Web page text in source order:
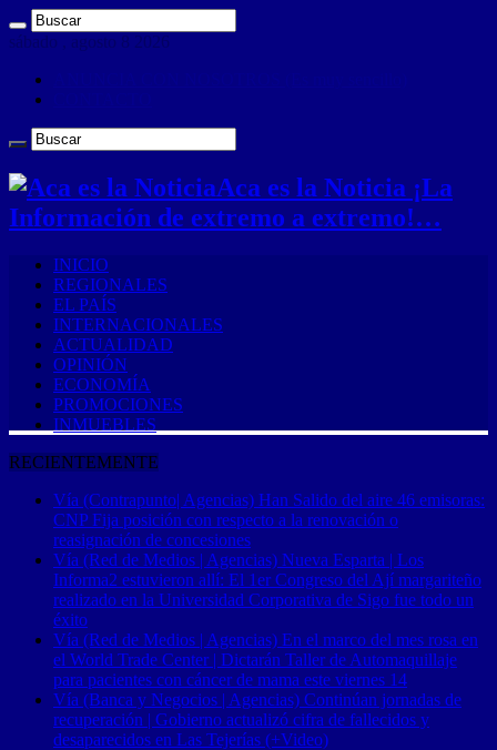
sábado , agosto 8 2026
Aca es la Noticia ¡La
Información de extremo a extremo!…
INICIO
REGIONALES
EL PAÍS
INTERNACIONALES
ACTUALIDAD
OPINIÓN
ECONOMÍA
PROMOCIONES
INMUEBLES
RECIENTEMENTE
Vía (Contrapunto| Agencias) Han Salido del aire 46 emisoras:
CNP Fija posición con respecto a la renovación o
reasignación de concesiones
Vía (Red de Medios | Agencias) Nueva Esparta | Los
Informa2 estuvieron allí: El 1er Congreso del Ají margariteño
realizado en la Universidad Corporativa de Sigo fue todo un
éxito
Vía (Red de Medios | Agencias) En el marco del mes rosa en
el World Trade Center | Dictarán Taller de Automaquillaje
para pacientes con cáncer de mama este viernes 14
Vía (Banca y Negocios | Agencias) Continúan jornadas de
recuperación | Gobierno actualizó cifra de fallecidos y
desaparecidos en Las Tejerías (+Video)